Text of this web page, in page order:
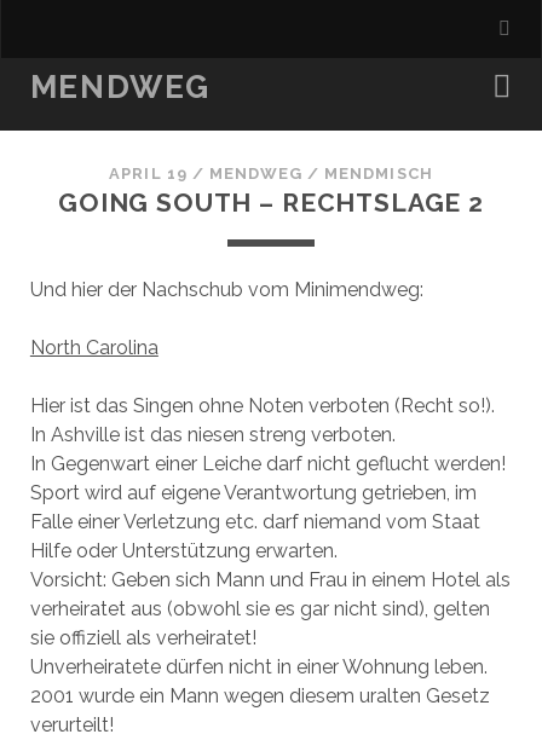
MENDWEG
APRIL 19 / MENDWEG / MENDMISCH
GOING SOUTH – RECHTSLAGE 2
Und hier der Nachschub vom Minimendweg:
North Carolina
Hier ist das Singen ohne Noten verboten (Recht so!).
In Ashville ist das niesen streng verboten.
In Gegenwart einer Leiche darf nicht geflucht werden!
Sport wird auf eigene Verantwortung getrieben, im
Falle einer Verletzung etc. darf niemand vom Staat
Hilfe oder Unterstützung erwarten.
Vorsicht: Geben sich Mann und Frau in einem Hotel als
verheiratet aus (obwohl sie es gar nicht sind), gelten
sie offiziell als verheiratet!
Unverheiratete dürfen nicht in einer Wohnung leben.
2001 wurde ein Mann wegen diesem uralten Gesetz
verurteilt!